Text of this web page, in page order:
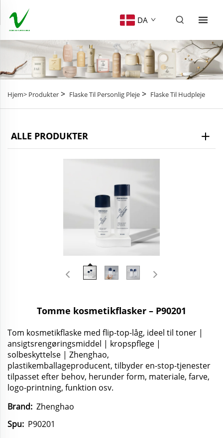
DA
Hjem> Produkter > Flaske Til Personlig Pleje > Flaske Til Hudpleje
ALLE PRODUKTER
Tomme kosmetikflasker – P90201
Tom kosmetikflaske med flip-top-låg, ideel til toner |
ansigtsrengøringsmiddel | kropspflege |
solbeskyttelse | Zhenghao,
plastikemballageproducent, tilbyder en-stop-tjenester
tilpasset efter behov, herunder form, materiale, farve,
logo-printning, funktion osv.
Brand: Zhenghao
Spu: P90201